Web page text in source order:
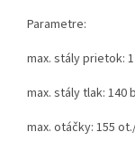
Parametre:
max. stály prietok:
max. stály tlak: 140
max. otáčky: 155